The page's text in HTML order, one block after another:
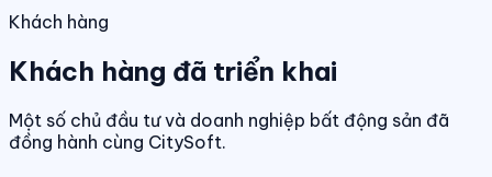
Khách hàng
Khách hàng đã triển khai
Một số chủ đầu tư và doanh nghiệp bất động sản đã
đồng hành cùng CitySoft.